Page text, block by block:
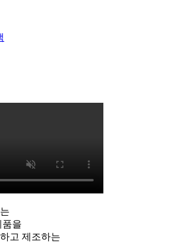
는
품을
고 제조하는